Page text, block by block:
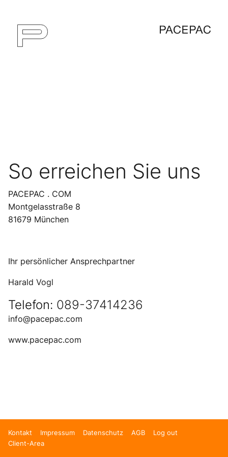
So erreichen Sie uns
PACEPAC . COM
Montgelasstraße 8
81679 München
Ihr persönlicher Ansprechpartner
Harald Vogl
Telefon: 089-37414236
info@pacepac.com
www.pacepac.com
Kontakt Impressum Datenschutz AGB
Log out
Client-Area